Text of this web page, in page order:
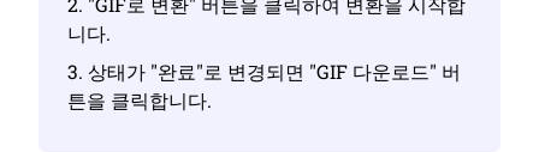
니다.
3. 상태가 "완료"로 변경되면 "GIF 다운로드" 버
튼을 클릭합니다.